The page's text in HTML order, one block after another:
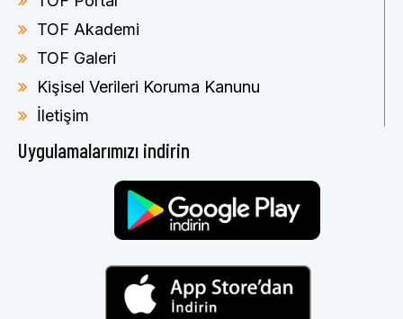
TOF Akademi
TOF Galeri
Kişisel Verileri Koruma Kanunu
İletişim
Uygulamalarımızı indirin